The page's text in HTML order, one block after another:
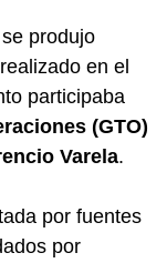
produjo
en el
participaba
(GTO)
Varela.
por fuentes
por